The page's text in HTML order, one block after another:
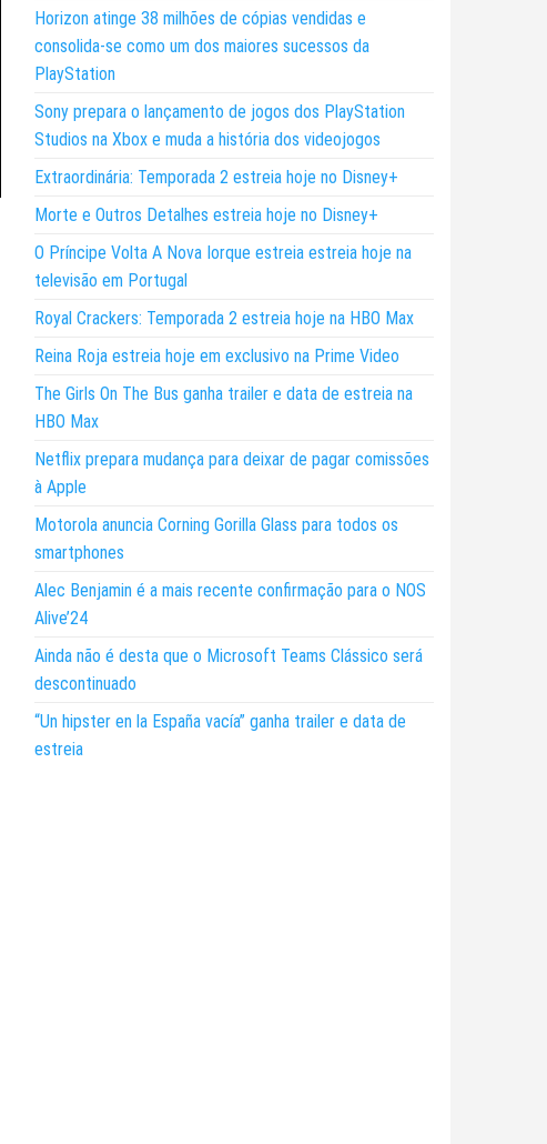
Horizon atinge 38 milhões de cópias vendidas e
consolida-se como um dos maiores sucessos da
PlayStation
Sony prepara o lançamento de jogos dos PlayStation
Studios na Xbox e muda a história dos videojogos
Extraordinária: Temporada 2 estreia hoje no Disney+
Morte e Outros Detalhes estreia hoje no Disney+
O Príncipe Volta A Nova Iorque estreia estreia hoje na
televisão em Portugal
Royal Crackers: Temporada 2 estreia hoje na HBO Max
Reina Roja estreia hoje em exclusivo na Prime Video
The Girls On The Bus ganha trailer e data de estreia na
HBO Max
Netflix prepara mudança para deixar de pagar comissões
à Apple
Motorola anuncia Corning Gorilla Glass para todos os
smartphones
Alec Benjamin é a mais recente confirmação para o NOS
Alive’24
Ainda não é desta que o Microsoft Teams Clássico será
descontinuado
“Un hipster en la España vacía” ganha trailer e data de
estreia